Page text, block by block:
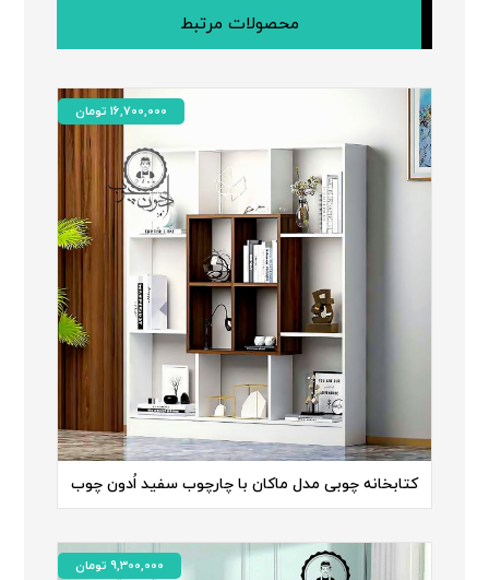
محصولات مرتبط
کتابخانه چوبی مدل ماکان با چارچوب سفید اُدون چوب
16,700,000 تومان
9,300,000 تومان